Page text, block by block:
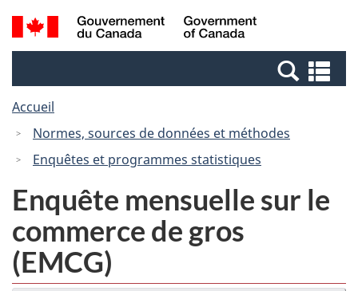
Passer
au
Passer
à
Canada
Recherche
et
et
Accueil
Normes, sources de données et méthodes
Enquêtes et programmes statistiques
Enquête mensuelle sur le
commerce de gros
(EMCG)